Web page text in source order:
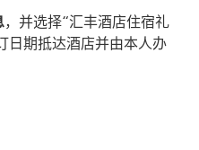
，并选择“汇丰酒店住宿礼
日期抵达酒店并由本人办